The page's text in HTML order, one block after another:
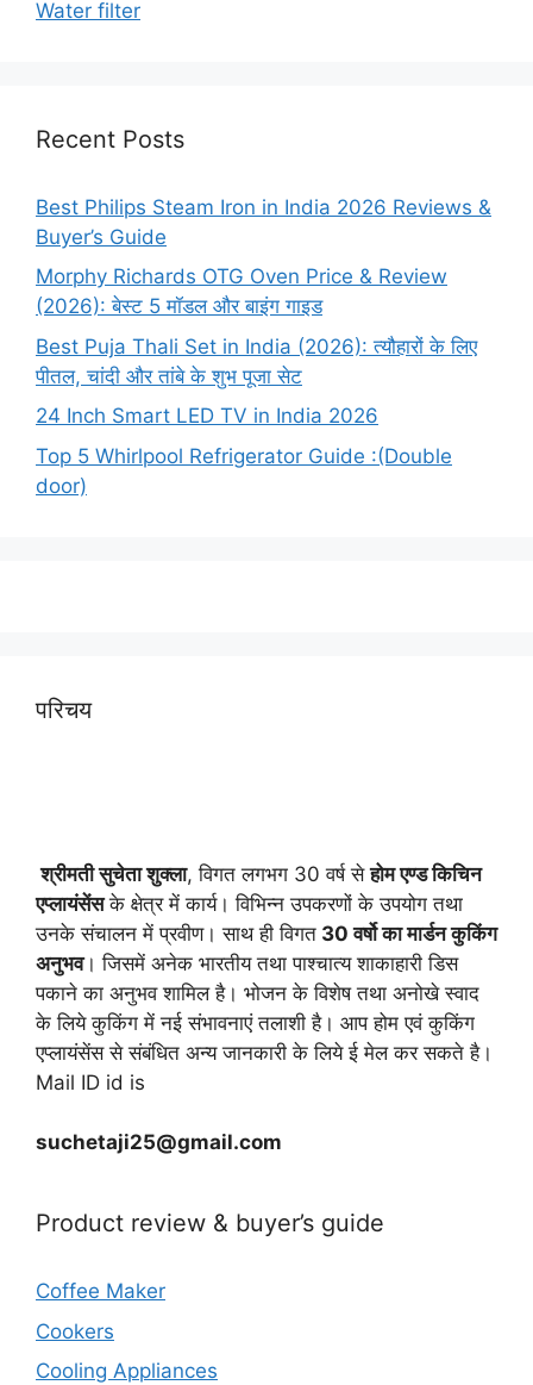
Water filter
Recent Posts
Best Philips Steam Iron in India 2026 Reviews &
Buyer’s Guide
Morphy Richards OTG Oven Price & Review
(2026): बेस्ट 5 मॉडल और बाइंग गाइड
Best Puja Thali Set in India (2026): त्यौहारों के लिए
पीतल, चांदी और तांबे के शुभ पूजा सेट
24 Inch Smart LED TV in India 2026
Top 5 Whirlpool Refrigerator Guide :(Double
door)
परिचय
श्रीमती सुचेता शुक्ला, विगत लगभग 30 वर्ष सेहोम एण्ड किचिन
एप्लायंसेंसके क्षेत्र में कार्य। विभिन्न उपकरणों के उपयोग तथा
उनके संचालन में प्रवीण। साथ ही विगत 30 वर्षो का मार्डन कुकिंग
अनुभव। जिसमें अनेक भारतीय तथा पाश्चात्य शाकाहारी डिस
पकाने का अनुभव शामिल है। भोजन के विशेष तथा अनोखे स्वाद
के लिये कुकिंग में नई संभावनाएं तलाशी है। आप होम एवं कुकिंग
एप्लायंसेंस से संबंधित अन्य जानकारी के लिये ई मेल कर सकते है।
Mail ID id is
suchetaji25@gmail.com
Product review & buyer’s guide
Coffee Maker
Cookers
Cooling Appliances